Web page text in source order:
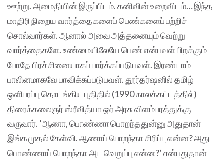
ஊற்று. அமைதியின் இருப்பிடம். கனிவின் உறைவிடம்… இந்த
மாதிரி நிறைய வார்த்தைகளைப் பெண்களைப் பற்றிச்
சொல்வார்கள். ஆனால் அவை அத்தனையும் வெற்று
வார்த்தைகளே. உண்மையிலேயே பெண் என்பவள் பிறக்கும்
போதே பிரச்சினையாகப் பார்க்கப்படுபவள். இரண்டாம்
பாலினமாகவே பாவிக்கப்படுபவள். தூர்தர்ஷனில் தமிழ்
ஒளிபரப்பு தொடங்கிய புதிதில் (1990 காலக்கட்டத்தில்)
திரைக்கலைஞர் ஸ்ரீவித்யா ஓர் அரசு விளம்பரத்துக்கு
வருவார். ’ஆணா, பொண்ணா பொறந்ததுன்னு அதுதான்
இங்க முதல் கேள்வி. ஆணாப் பொறந்தா சிரிப்பு என்ன? அது
பொண்ணாப் பொறந்தா அட வெறுப்பு என்ன?’ என்பதுதான்